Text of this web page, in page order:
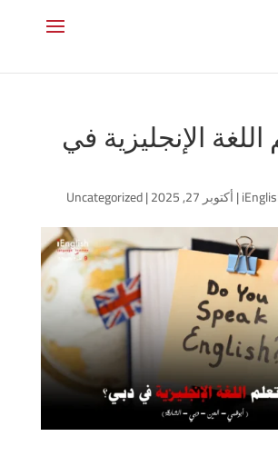
اللغة الإنجليزية في
|أكتوبر 27, 2025 |
Uncategorized